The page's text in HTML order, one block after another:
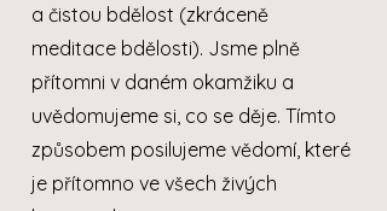
a čistou bdělost (zkráceně
meditace bdělosti). Jsme plně
přítomni v daném okamžiku a
uvědomujeme si, co se děje. Tímto
způsobem posilujeme vědomí, které
je přítomno ve všech živých